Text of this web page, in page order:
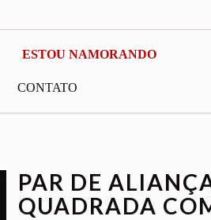
ESTOU NAMORANDO
CONTATO
PAR DE
QUADRADA